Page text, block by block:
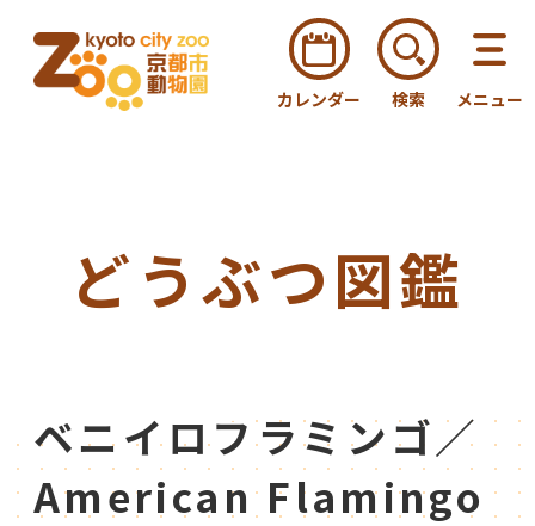
カレンダー 検索 メニュー
どうぶつ図鑑
ベニイロフラミンゴ／
American Flamingo